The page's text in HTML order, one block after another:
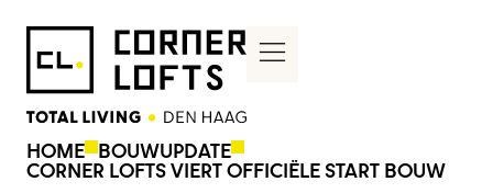
HOME BOUWUPDATE
CORNER LOFTS VIERT OFFICIËLE START BOUW